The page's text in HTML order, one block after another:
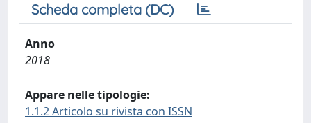
Scheda completa (DC)
Anno
2018
Appare nelle tipologie:
1.1.2 Articolo su rivista con ISSN